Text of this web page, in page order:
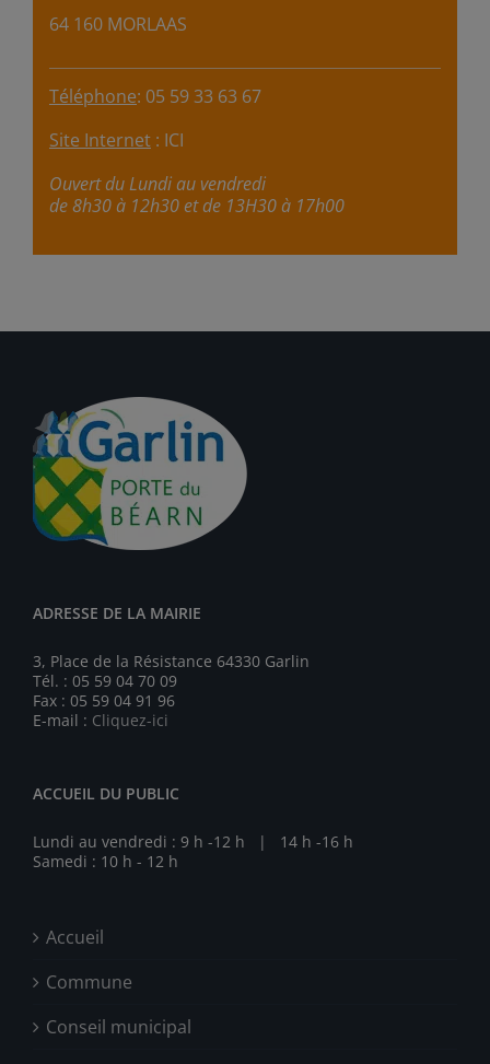
64 160 MORLAAS
Téléphone: 05 59 33 63 67
Site Internet: ICI
Ouvert du Lundi au vendredi
de 8h30 à 12h30 et de 13H30 à 17h00
ADRESSE DE LA MAIRIE
3, Place de la Résistance 64330 Garlin
Tél. : 05 59 04 70 09
Fax : 05 59 04 91 96
E-mail : Cliquez-ici
ACCUEIL DU PUBLIC
Lundi au vendredi : 9 h -12 h | 14 h -16 h
Samedi : 10 h - 12 h
Accueil
Commune
Conseil municipal